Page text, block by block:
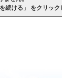
続ける」 をクリック